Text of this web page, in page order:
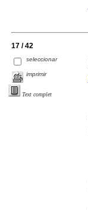
17 / 42
seleccionar
imprimir
Text complet